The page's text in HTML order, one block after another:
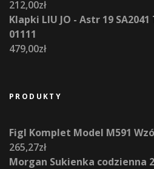
212,00zł
Klapki LIU JO - Astr 19
01111
479,00zł
PRODUKTY
Figl Komplet Model M591
265,27zł
Morgan Sukienka codzienna